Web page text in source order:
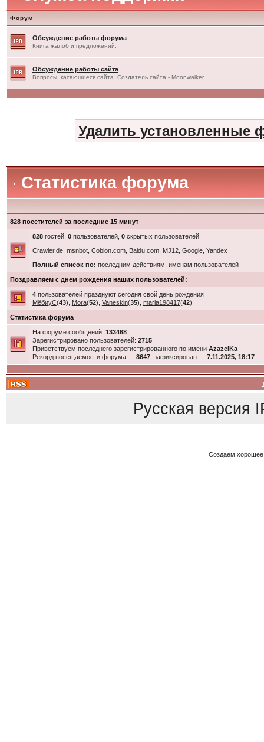
Форум
Обсуждение работы форума
Книга жалоб и предложений.
Обсуждение работы сайта
Вопросы, касающиеся сайта. Создатель сайта - Moonwalker
Удалить установленные
Статистика форума
828 посетителей за последние 15 минут
828гостей, 0пользователей, 0скрытых пользователей
Crawler.de, msnbot, Cobion.com, Baidu.com, MJ12, Google, Yandex
Полный список по: последним действиям именам пользователей
Поздравляем с днем рождения наших пользователей:
4пользователей празднуют сегодня свой день рождения
МёбиуС(43), Mora(52), Vaneskin(35), maria198417(42)
Статистика форума
На форуме сообщений: 133468
Зарегистрировано пользователей: 2715
Приветствуем последнего зарегистрированного по имени AzazelKa
Рекорд посещаемости форума — 8647, зафиксирован — 7.11.2025, 18:17
Русская версия
Создаем